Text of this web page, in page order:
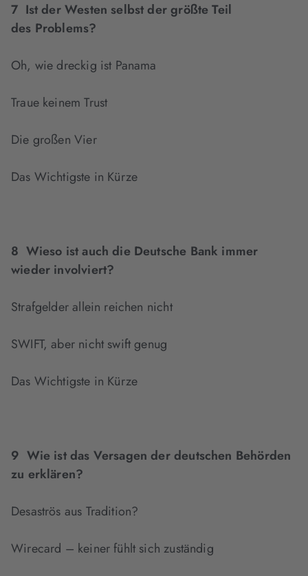
7 Ist der Westen selbst der größte Teil
des Problems?
Oh, wie dreckig ist Panama
Traue keinem Trust
Die großen Vier
Das Wichtigste in Kürze
8 Wieso ist auch die Deutsche Bank immer
wieder involviert?
Strafgelder allein reichen nicht
SWIFT, aber nicht swift genug
Das Wichtigste in Kürze
9 Wie ist das Versagen der deutschen Behörden
zu erklären?
Desaströs aus Tradition?
Wirecard – keiner fühlt sich zuständig